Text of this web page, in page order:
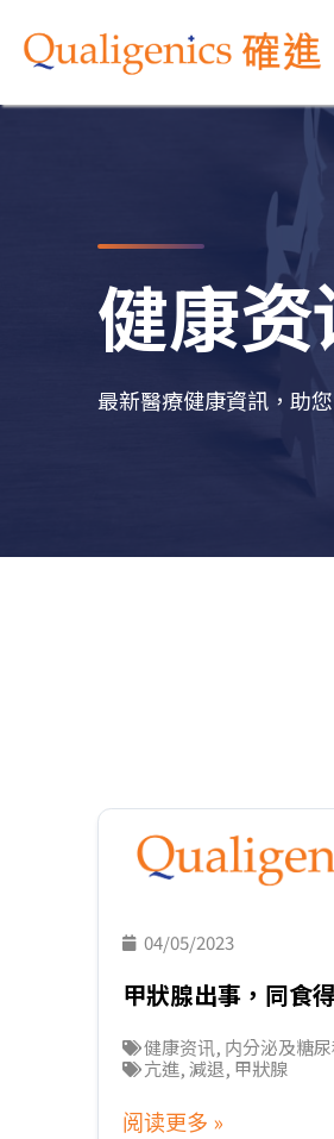
健康资
最新醫療健康資訊，助
04/05/2023
甲狀腺出事，同食
健康资讯, 内分泌及糖
亢進,減退, 甲狀腺
阅读更多 »